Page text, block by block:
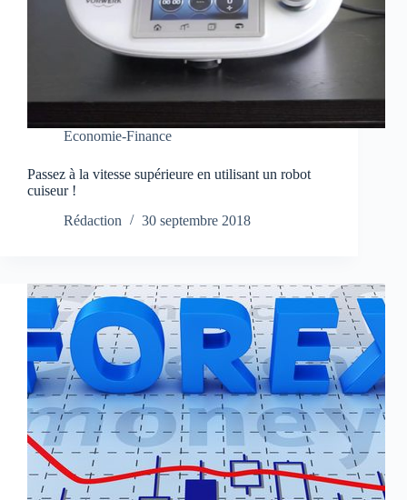
Economie-Finance
Passez à la vitesse supérieure en utilisant un robot
cuiseur !
Rédaction
30 septembre 2018